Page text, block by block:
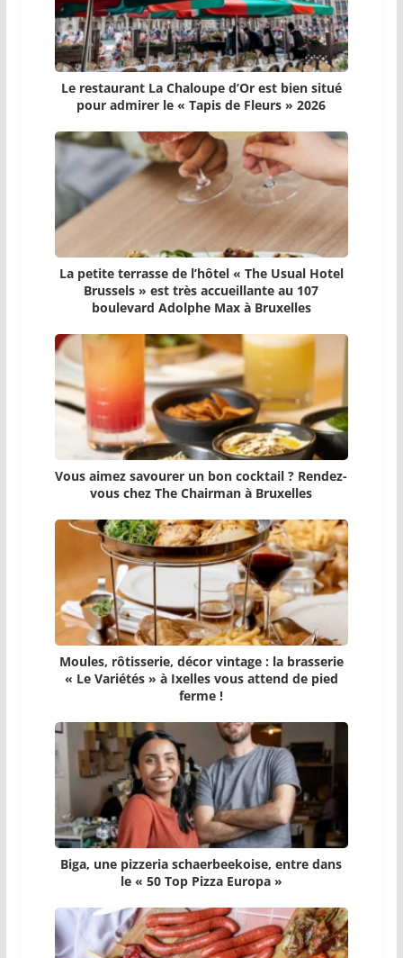
Le restaurant La Chaloupe d’Or est bien situé
pour admirer le « Tapis de Fleurs » 2026
La petite terrasse de l’hôtel « The Usual Hotel
Brussels » est très accueillante au 107
boulevard Adolphe Max à Bruxelles
Vous aimez savourer un bon cocktail ? Rendez-
vous chez The Chairman à Bruxelles
Moules, rôtisserie, décor vintage : la brasserie
« Le Variétés » à Ixelles vous attend de pied
ferme !
Biga, une pizzeria schaerbeekoise, entre dans
le « 50 Top Pizza Europa »